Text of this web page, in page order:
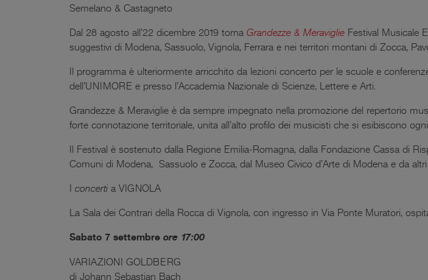
Semelano & Castagneto
Dal 28 agosto all’22 dicembre 2019 torna Grandezze & Meraviglie Festival Musicale
suggestivi di Modena, Sassuolo, Vignola, Ferrara e nei territori montani di Zocca,
Il programma è ulteriormente arricchito da lezioni concerto per le scuole e
dell’UNIMORE e presso l’Accademia Nazionale di Scienze, Lettere e Arti.
Grandezze & Meraviglie è da sempre impegnato nella promozione del repertorio
forte connotazione territoriale, unita all’alto profilo dei musicisti che si esibiscono
Il Festival è sostenuto dalla Regione Emilia-Romagna, dalla Fondazione Cassa di
Comuni di Modena, Sassuolo e Zocca, dal Museo Civico d’Arte di Modena e da altri
I concerti a VIGNOLA
La Sala dei Contrari della Rocca di Vignola, con ingresso in Via Ponte Muratori,
Sabato 7 settembre ore 17:00
VARIAZIONI GOLDBERG
di Johann Sebastian Bach